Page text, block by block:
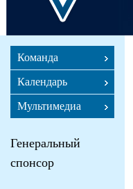
Команда
Календарь
Мультимедиа
Генеральный
спонсор